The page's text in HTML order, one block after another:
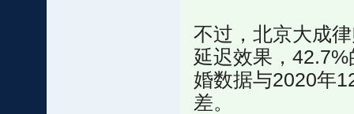
不过，北京大成
延迟效果，
婚数据与2020年
差。